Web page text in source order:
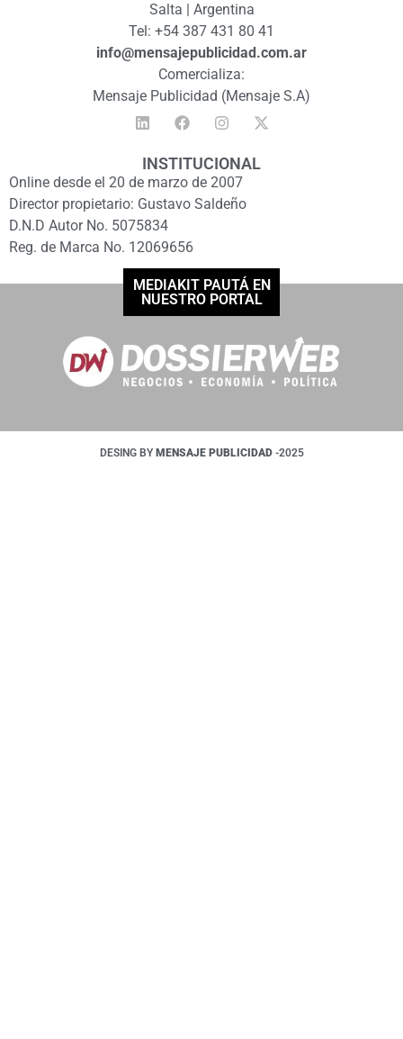
Salta | Argentina
Tel: +54 387 431 80 41
info@mensajepublicidad.com.ar
Comercializa:
Mensaje Publicidad (Mensaje S.A)
INSTITUCIONAL
Online desde el 20 de marzo de 2007
Director propietario: Gustavo Saldeño
D.N.D Autor No. 5075834
Reg. de Marca No. 12069656
MEDIAKIT PAUTÁ EN
NUESTRO PORTAL
DESING BY MENSAJE PUBLICIDAD -2025